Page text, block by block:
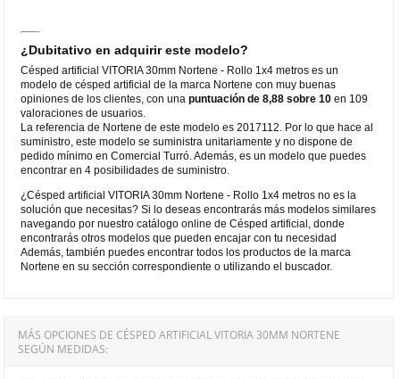
¿Dubitativo en adquirir este modelo?
Césped artificial VITORIA 30mm Nortene - Rollo 1x4 metros es un
modelo de césped artificial de la marca Nortene con muy buenas
opiniones de los clientes, con unapuntuación de 8,88 sobre 10 en 109
valoraciones de usuarios.
La referencia de Nortene de este modelo es 2017112. Por lo que hace al
suministro, este modelo se suministra unitariamente y no dispone de
pedido mínimo en Comercial Turró. Además, es un modelo que puedes
encontrar en 4 posibilidades de suministro.
¿Césped artificial VITORIA 30mm Nortene - Rollo 1x4 metros no es la
solución que necesitas? Si lo deseas encontrarás más modelos similares
navegando por nuestro catálogo online de Césped artificial, donde
encontrarás otros modelos que pueden encajar con tu necesidad
Además, también puedes encontrar todos los productos de la marca
Nortene en su sección correspondiente o utilizando el buscador.
MÁS OPCIONES DE CÉSPED ARTIFICIAL VITORIA 30MM NORTENE
SEGÚN MEDIDAS: